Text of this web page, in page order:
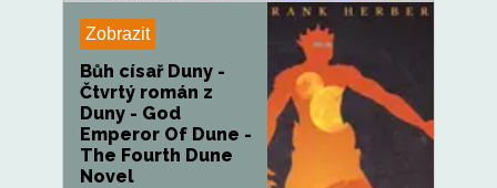
Zobrazit
Bůh císař Duny -
Čtvrtý román z
Duny - God
Emperor Of Dune -
The Fourth Dune
Novel